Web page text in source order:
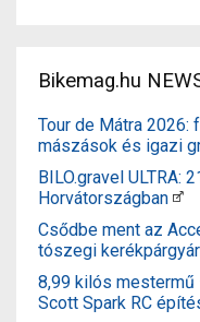
Bikemag.hu
Tour de Mátra
mászások és igazi
BILO.gravel ULTRA:
Horvátországban
Csődbe ment az
tószegi
8,99 kilós mestermű
Scott Spark RC